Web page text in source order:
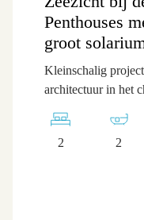
Penthouses
groot
Kleinschalig
architectuur in het
2 2